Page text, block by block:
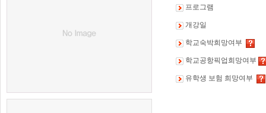
프로그램
개강일
학교숙박희망여부
학교공항픽업희망여부
유학생 보험 희망여부